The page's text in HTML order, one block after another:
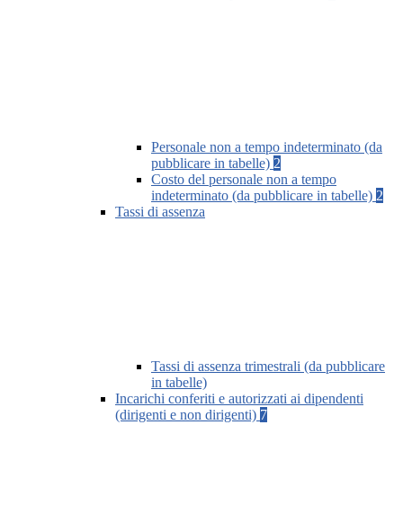
Personale non a tempo indeterminato (da
pubblicare in tabelle) 2
Costo del personale non a tempo
indeterminato (da pubblicare in tabelle) 2
Tassi di assenza
Tassi di assenza trimestrali (da pubblicare
in tabelle)
Incarichi conferiti e autorizzati ai dipendenti
(dirigenti e non dirigenti) 7